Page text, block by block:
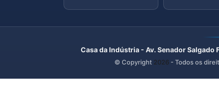
Casa da Indústria - Av. Senador
© Copyright 2026 - Todos os